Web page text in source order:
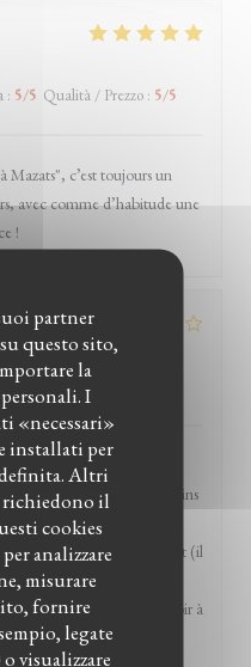
partner
questo sito,
la
I
«necessari»
installati per
Altri
richiedono il
cookies
analizzare
misurare
fornire
legate
visualizzare
: 5/5 Qualità / Prezzo : 5/5
Mazats", c’est toujours un
avec comme d’habitude une
!
4 Qualità / Prezzo
options
végétarienne), néanmoins
d'options
entrées, il n'y en a pas tant (il
sur mesure, c'est
que j'apprécie ne pas avoir à
sur l'application